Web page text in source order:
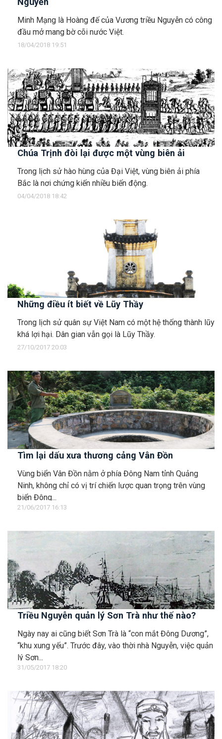
Minh Mạng là Hoàng đế của Vương triều Nguyễn có công
đầu mở mang bờ cõi nước Việt.
18/04/2018 19:51
Chúa Trịnh đòi lại được một vùng biên ải
Trong lịch sử hào hùng của Đại Việt, vùng biên ải phía
Bắc là nơi chứng kiến nhiều biến động.
04/04/2018 18:42
Những điều ít biết về Lũy Thầy
Trong lịch sử quân sự Việt Nam có một hệ thống thành lũy
khá lợi hại. Dân gian vẫn gọi là Lũy Thầy.
27/10/2017 20:03
Tìm lại dấu xưa thương cảng Vân Đồn
Vùng biển Vân Đồn nằm ở phía Đông Nam tỉnh Quảng
Ninh, không chỉ có vị trí chiến lược quan trọng trên vùng
biển Đông...
21/06/2017 16:13
Triều Nguyễn quản lý Sơn Trà như thế nào?
Ngày nay ai cũng biết Sơn Trà là “con mắt Đông Dương”,
“khu xung yếu”. Trước đây, vào thời nhà Nguyễn, việc quản
lý Sơn...
31/05/2017 18:20